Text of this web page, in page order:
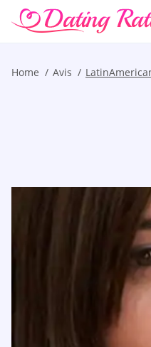
Home Avis